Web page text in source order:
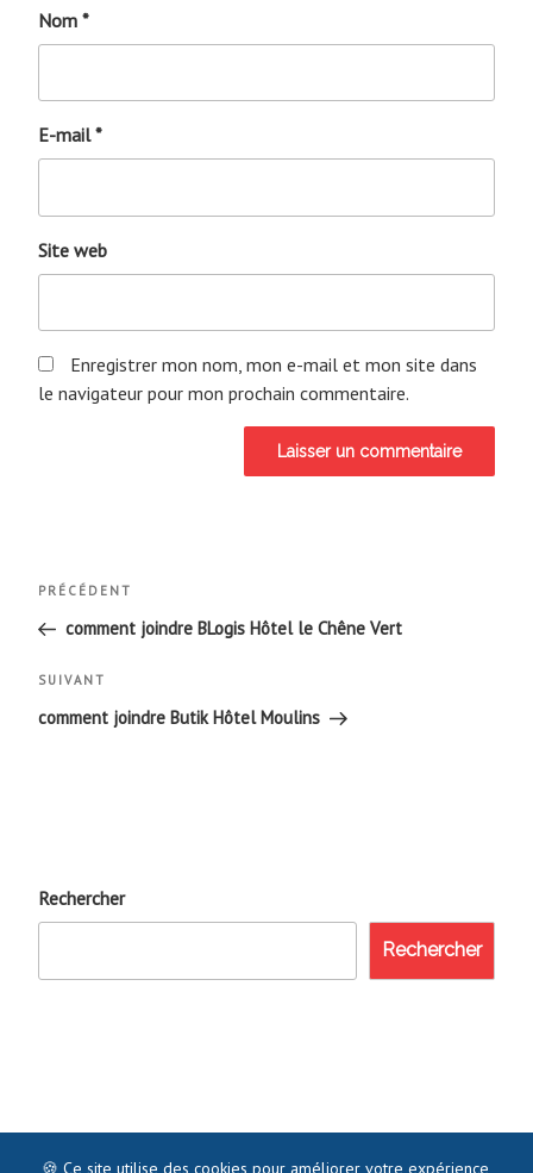
Nom *
E-mail*
Site web
Enregistrer mon nom, mon e-mail et mon site dans
le navigateur pour mon prochain commentaire.
Navigation
de
l’article
Article
précédent
PRÉCÉDENT
comment joindre BLogis Hôtel le Chêne Vert
Article
suivant
SUIVANT
comment joindre Butik Hôtel Moulins
Rechercher
Rechercher
🍪 Ce site utilise des cookies pour améliorer votre expérience